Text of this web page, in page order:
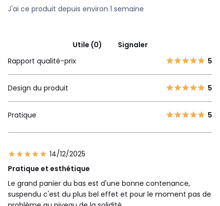
J'ai ce produit depuis environ 1 semaine
Utile (0)
Signaler
Rapport qualité-prix
5
Design du produit 5
Pratique 5
14/12/2025
Pratique et esthétique
Le grand panier du bas est d'une bonne contenance,
suspendu c'est du plus bel effet et pour le moment pas de